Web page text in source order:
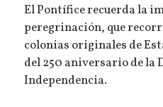
El Pontífice recuerda la
peregrinación, que
colonias originales de
del 250 aniversario de la
Independencia.